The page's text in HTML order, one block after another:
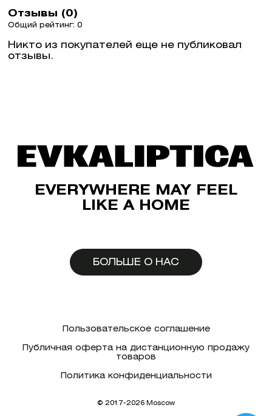
Отзывы (0)
Общий рейтинг: 0
Никто из покупателей еще не публиковал
отзывы.
EVERYWHERE MAY FEEL
LIKE A HOME
БОЛЬШЕ О НАС
Пользовательское соглашение
Публичная оферта на дистанционную продажу
товаров
Политика конфиденциальности
© 2017-2026 Moscow